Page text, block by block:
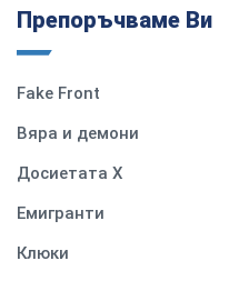
Препоръчваме Ви
Fake Front
Вяра и демони
Досиетата Х
Емигранти
Клюки